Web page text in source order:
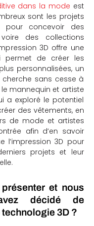
dans la mode est
sont les projets
pour concevoir des
des collections
3D offre une
permet de créer les
personnalisées, un
sans cesse à
le mannequin et artiste
a exploré le potentiel
des vêtements, en
de mode et artistes
afin d’en savoir
l’impression 3D pour
projets et leur
et nous
décidé de
3D ?